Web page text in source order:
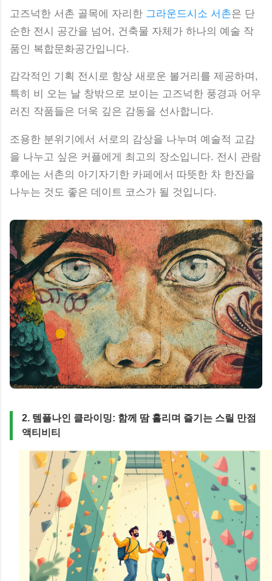
고즈넉한 서촌 골목에 자리한 그라운드시소 서촌은 단
순한 전시 공간을 넘어, 건축물 자체가 하나의 예술 작
품인 복합문화공간입니다.
감각적인 기획 전시로 항상 새로운 볼거리를 제공하며,
특히 비 오는 날 창밖으로 보이는 고즈넉한 풍경과 어우
러진 작품들은 더욱 깊은 감동을 선사합니다.
조용한 분위기에서 서로의 감상을 나누며 예술적 교감
을 나누고 싶은 커플에게 최고의 장소입니다. 전시 관람
후에는 서촌의 아기자기한 카페에서 따뜻한 차 한잔을
나누는 것도 좋은 데이트 코스가 될 것입니다.
2. 템플나인 클라이밍: 함께 땀 흘리며 즐기는 스릴 만점
액티비티